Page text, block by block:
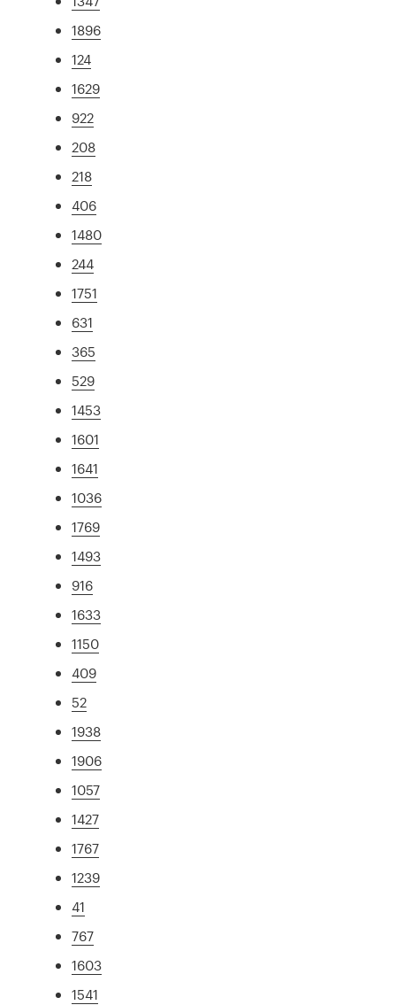
1896
124
1629
922
208
218
406
1480
244
1751
631
365
529
1453
1601
1641
1036
1769
1493
916
1633
1150
409
52
1938
1906
1057
1427
1767
1239
41
767
1603
1541